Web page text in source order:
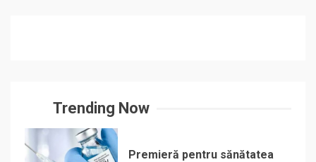
Trending Now
Premieră pentru sănătatea